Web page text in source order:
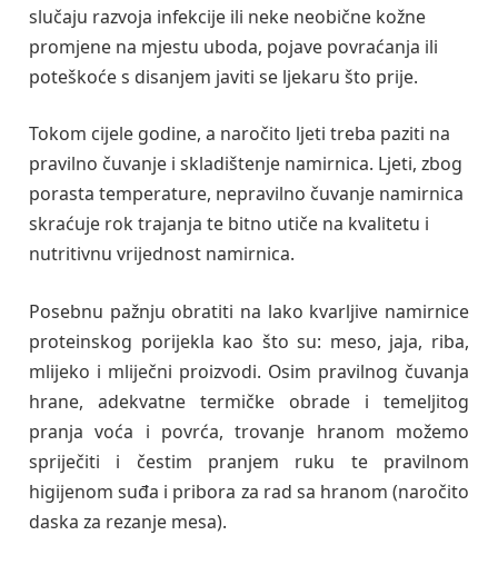
slučaju razvoja infekcije ili neke neobične kožne
promjene na mjestu uboda, pojave povraćanja ili
poteškoće s disanjem javiti se ljekaru što prije.
Tokom cijele godine, a naročito ljeti treba paziti na
pravilno čuvanje i skladištenje namirnica. Ljeti, zbog
porasta temperature, nepravilno čuvanje namirnica
skraćuje rok trajanja te bitno utiče na kvalitetu i
nutritivnu vrijednost namirnica.
Posebnu pažnju obratiti na lako kvarljive namirnice
proteinskog porijekla kao što su: meso, jaja, riba,
mlijeko i mliječni proizvodi. Osim pravilnog čuvanja
hrane, adekvatne termičke obrade i temeljitog
pranja voća i povrća, trovanje hranom možemo
spriječiti i čestim pranjem ruku te pravilnom
higijenom suđa i pribora za rad sa hranom (naročito
daska za rezanje mesa).